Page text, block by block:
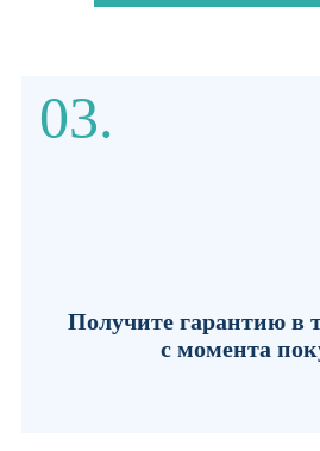
03.
Получите гарантию в
с момента